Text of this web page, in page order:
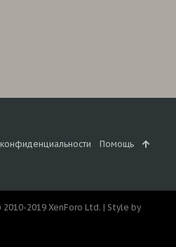
Помощь
2010-2019 XenForo Ltd. | Style by